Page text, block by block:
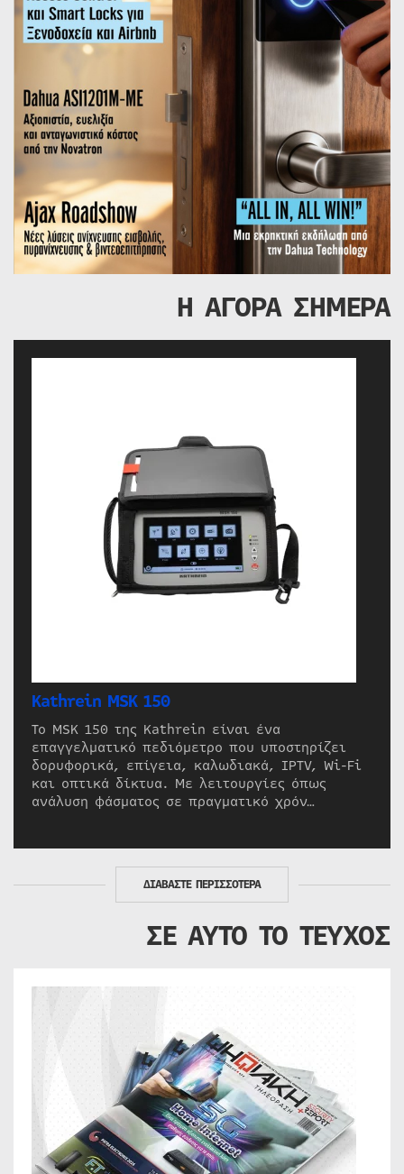
Η ΑΓΟΡΑ ΣΗΜΕΡΑ
Kathrein MSK 150
Το MSK 150 της Kathrein είναι ένα
επαγγελματικό πεδιόμετρο που υποστηρίζει
δορυφορικά, επίγεια, καλωδιακά, IPTV, Wi-Fi
και οπτικά δίκτυα. Με λειτουργίες όπως
ανάλυση φάσματος σε πραγματικό χρόν…
ΔΙΑΒΑΣΤΕ ΠΕΡΙΣΣΟΤΕΡΑ
ΣΕ ΑΥΤΟ ΤΟ ΤΕΥΧΟΣ